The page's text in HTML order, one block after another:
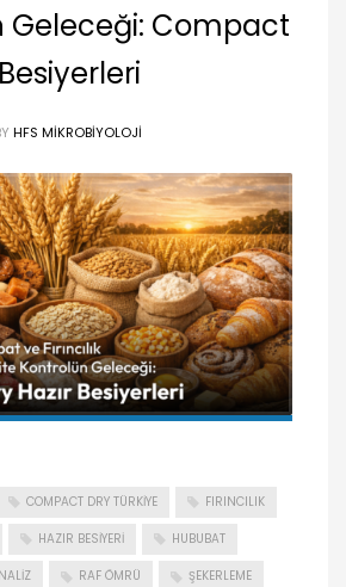
Geleceği: Compact
HFS MIKROBIYOLOJI
COMPACT DRY TÜRKIYE FIRINCILIK
HAZIR BESIYERI HUBUBAT
RAF ÖMRÜ ŞEKERLEME